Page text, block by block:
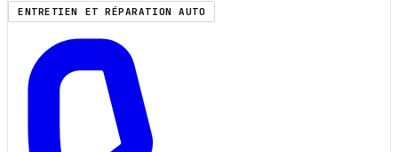
ENTRETIEN ET RÉPARATION AUTO